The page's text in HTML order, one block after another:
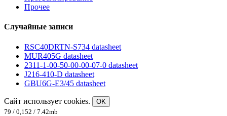
Прочее
Случайные записи
RSC40DRTN-S734 datasheet
MUR405G datasheet
2311-1-00-50-00-00-07-0 datasheet
J216-410-D datasheet
GBU6G-E3/45 datasheet
Сайт использует cookies.
OK
79 / 0,152 / 7.42mb